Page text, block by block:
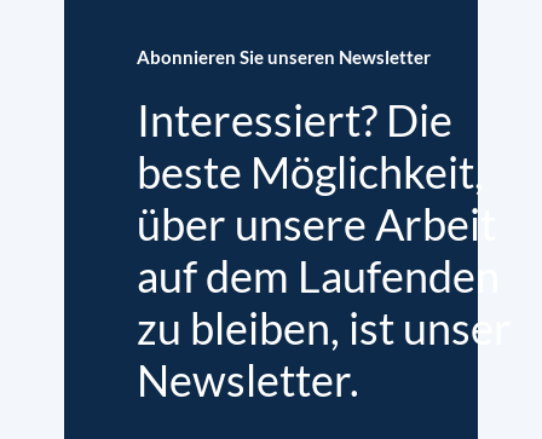
Abonnieren Sie unseren Newsletter
Interessiert? Die
beste Möglichkeit,
über unsere Arbeit
auf dem Laufenden
zu bleiben, ist unser
Newsletter.